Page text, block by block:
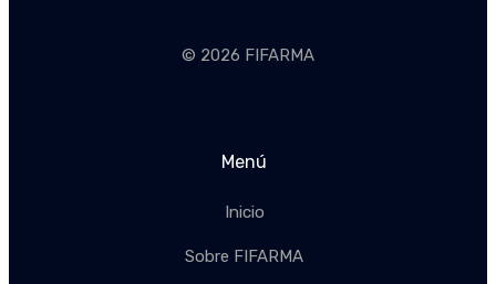
© 2026 FIFARMA
Menú
Inicio
Sobre FIFARMA